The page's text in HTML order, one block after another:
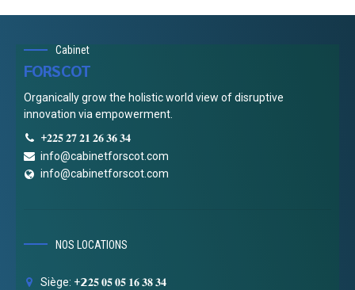
Cabinet
FORSCOT
Organically grow the holistic world view of disruptive
innovation via empowerment.
+𝟐𝟐𝟓 𝟐𝟕 𝟐𝟏 𝟐𝟔 𝟑𝟔 𝟑𝟒
info@cabinetforscot.com
info@cabinetforscot.com
NOS LOCATIONS
Siège: +𝟮𝟐𝟓 𝟎𝟓 𝟎𝟓 𝟏𝟔 𝟑𝟖 𝟑𝟒